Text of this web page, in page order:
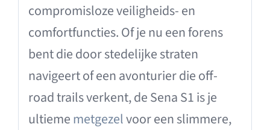
compromisloze veiligheids- en
comfortfuncties. Of je nu een forens
bent die door stedelijke straten
navigeert of een avonturier die off-
road trails verkent, de Sena S1 is je
ultiememetgezelvoor een slimmere,